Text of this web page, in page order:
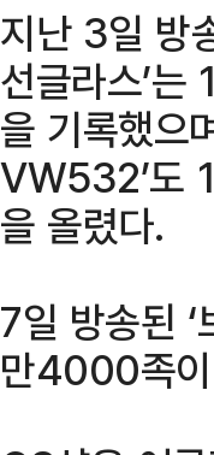
지난 3일 방
선글라스’
을 기록했으
VW532’도
을 올렸다.
7일 방송된
만4000족이